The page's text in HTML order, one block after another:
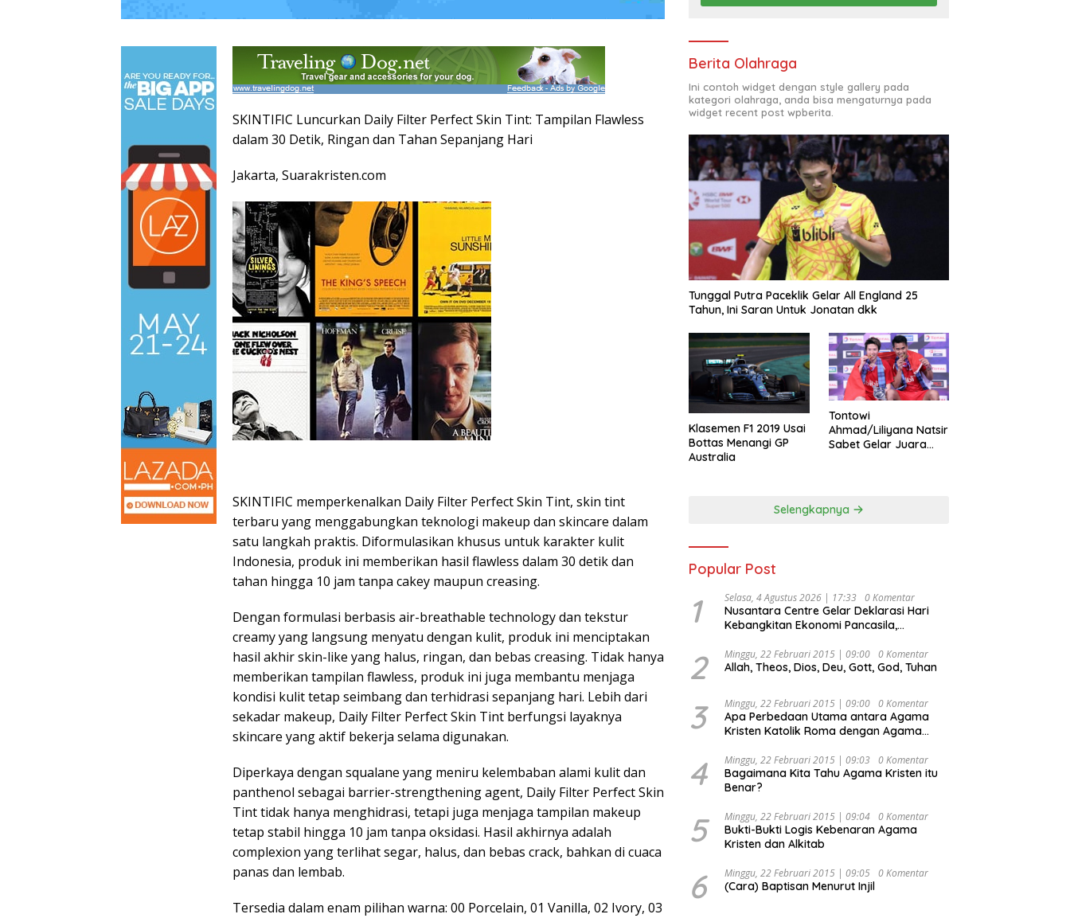
SKINTIFIC Luncurkan Daily Filter Perfect Skin Tint: Tampilan Flawless
dalam 30 Detik, Ringan dan Tahan Sepanjang Hari
Jakarta, Suarakristen.com
SKINTIFIC memperkenalkan Daily Filter Perfect Skin Tint, skin tint
terbaru yang menggabungkan teknologi makeup dan skincare dalam
satu langkah praktis. Diformulasikan khusus untuk karakter kulit
Indonesia, produk ini memberikan hasil flawless dalam 30 detik dan
tahan hingga 10 jam tanpa cakey maupun creasing.
Dengan formulasi berbasis air-breathable technology dan tekstur
creamy yang langsung menyatu dengan kulit, produk ini menciptakan
hasil akhir skin-like yang halus, ringan, dan bebas creasing. Tidak hanya
memberikan tampilan flawless, produk ini juga membantu menjaga
kondisi kulit tetap seimbang dan terhidrasi sepanjang hari. Lebih dari
sekadar makeup, Daily Filter Perfect Skin Tint berfungsi layaknya
skincare yang aktif bekerja selama digunakan.
Diperkaya dengan squalane yang meniru kelembaban alami kulit dan
panthenol sebagai barrier-strengthening agent, Daily Filter Perfect Skin
Tint tidak hanya menghidrasi, tetapi juga menjaga tampilan makeup
tetap stabil hingga 10 jam tanpa oksidasi. Hasil akhirnya adalah
complexion yang terlihat segar, halus, dan bebas crack, bahkan di cuaca
panas dan lembab.
Tersedia dalam enam pilihan warna: 00 Porcelain, 01 Vanilla, 02 Ivory, 03
Berita Olahraga
Ini contoh widget dengan style gallery pada
kategori olahraga, anda bisa mengaturnya pada
widget recent post wpberita.
Tunggal Putra Paceklik Gelar All England 25
Tahun, Ini Saran Untuk Jonatan dkk
Klasemen F1 2019 Usai
Bottas Menangi GP
Australia
Tontowi
Ahmad/Liliyana Natsir
Sabet Gelar Juara
Selengkapnya
Popular Post
1 Selasa, 4 Agustus 2026 | 17:33 0 Komentar
Nusantara Centre Gelar Deklarasi Hari
Kebangkitan Ekonomi Pancasila,
Djojohadikusumo Anti Penjajahan
(Pergolakan Ekonomi Politik Indonesia) &
Undang Perekonomian Nasional dan
Kesejahteraan Sosial dalam Menata
Bangsa Menuju Indonesia Emas 2045”,
2 Minggu, 22 Februari 2015 | 09:00 0 Komentar
Allah, Theos, Dios, Deu, Gott, God, Tuhan
3 Minggu, 22 Februari 2015 | 09:00 0 Komentar
Apa Perbedaan Utama antara Agama
Kristen Katolik Roma dengan Agama
4 Minggu, 22 Februari 2015 | 09:03 0 Komentar
Bagaimana Kita Tahu Agama Kristen itu
Benar?
5 Minggu, 22 Februari 2015 | 09:04 0 Komentar
Bukti-Bukti Logis Kebenaran Agama
Kristen dan Alkitab
6 Minggu, 22 Februari 2015 | 09:05 0 Komentar
(Cara) Baptisan Menurut Injil